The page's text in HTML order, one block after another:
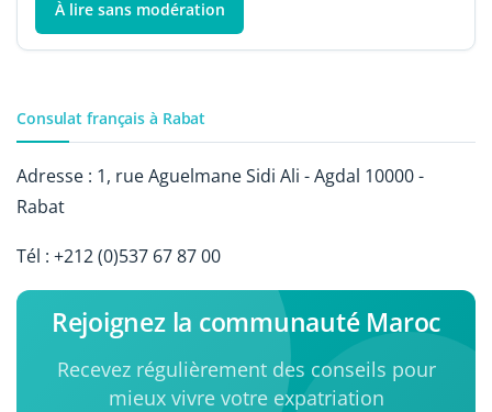
À lire sans modération
Consulat français à Rabat
Adresse : 1, rue Aguelmane Sidi Ali - Agdal 10000 -
Rabat
Tél : +212 (0)537 67 87 00
Rejoignez la communauté Maroc
Recevez régulièrement des conseils pour
mieux vivre votre expatriation